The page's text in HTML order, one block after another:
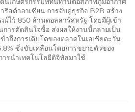
ริสต้าอาเซียน การจับคู่ธุรกิจ B2B สร้าง
ไว้ 850 ล้านดอลลาร์สหรัฐ โดยมีผู้เข้า
การตัดสินใจซื้อ ส่งผลให้งานนี้กลายเป็น
าถึงการเติบโตของตลาดในเอเชียตะวัน
ซึ่งขับเคลื่อนโดยการขยายตัวของ
ารนำเทคโนโลยีดิจิทัลมาใช้